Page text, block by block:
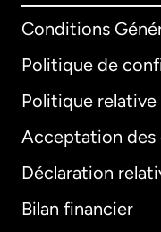
Conditions
Politique de
Politique
Acceptation des
Déclaration
Bilan financier